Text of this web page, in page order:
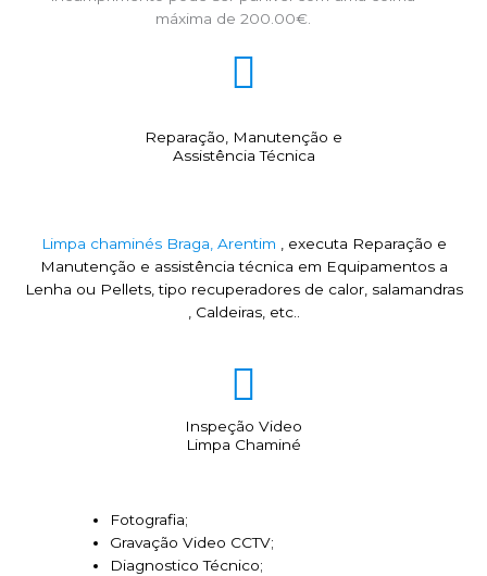
máxima de 200.00€.
Reparação, Manutenção e
Assistência Técnica
Limpa chaminés Braga, Arentim , executa Reparação e
Manutenção e assistência técnica em Equipamentos a
Lenha ou Pellets, tipo recuperadores de calor, salamandras
, Caldeiras, etc..
Inspeção Video
Limpa Chaminé
Fotografia;
Gravação Video CCTV;
Diagnostico Técnico;